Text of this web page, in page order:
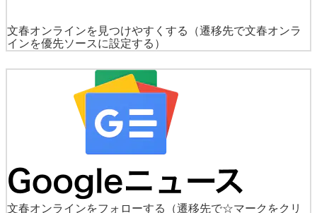
文春オンラインを見つけやすくする
（遷移先で文春オンラ
インを優先ソースに設定する）
文春オンラインをフォローする
（遷移先で☆マークをクリ